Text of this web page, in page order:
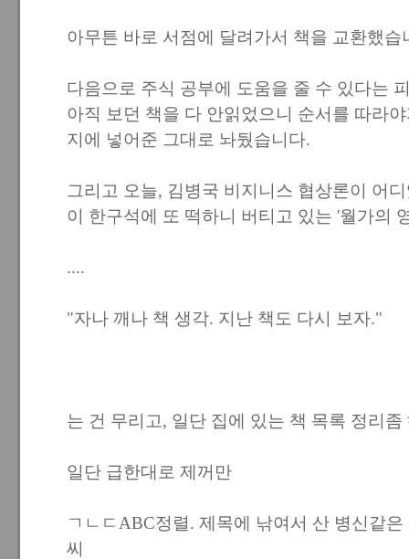
아무튼 바로 서점에 달려가서 책을 교환했습
다음으로 주식 공부에 도움을 줄 수 있다는
아직 보던 책을 다 안읽었으니 순서를 따라
지에 넣어준 그대로 놔뒀습니다.
그리고 오늘, 김병국 비지니스 협상론이 어
이 한구석에 또 떡하니 버티고 있는 '월가의
....
"자나 깨나 책 생각. 지난 책도 다시 보자."
는 건 무리고, 일단 집에 있는 책 목록 정리좀
일단 급한대로 제꺼만
ㄱㄴㄷABC정렬. 제목에 낚여서 산 병신같
씨